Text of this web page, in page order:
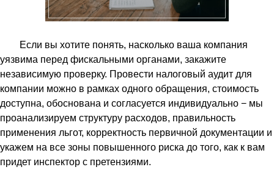
Если вы хотите понять, насколько ваша компания
уязвима перед фискальными органами, закажите
независимую проверку. Провести налоговый аудит для
компании можно в рамках одного обращения, стоимость
доступна, обоснована и согласуется индивидуально − мы
проанализируем структуру расходов, правильность
применения льгот, корректность первичной документации и
укажем на все зоны повышенного риска до того, как к вам
придет инспектор с претензиями.